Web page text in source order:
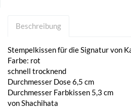
Beschreibung
Stempelkissen für die Signatur von
Farbe: rot
schnell trocknend
Durchmesser Dose 6,5 cm
Durchmesser Farbkissen 5,3 cm
von Shachihata